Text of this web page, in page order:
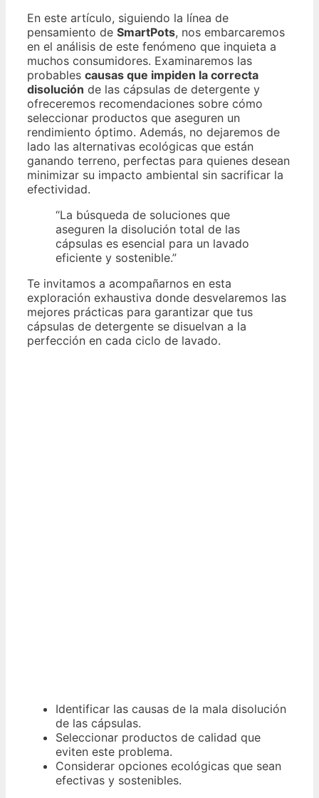
En este artículo, siguiendo la línea de
pensamiento de SmartPots, nos embarcaremos
en el análisis de este fenómeno que inquieta a
muchos consumidores. Examinaremos las
probables causas que impiden la correcta
disolución de las cápsulas de detergente y
ofreceremos recomendaciones sobre cómo
seleccionar productos que aseguren un
rendimiento óptimo. Además, no dejaremos de
lado las alternativas ecológicas que están
ganando terreno, perfectas para quienes desean
minimizar su impacto ambiental sin sacrificar la
efectividad.
“La búsqueda de soluciones que
aseguren la disolución total de las
cápsulas es esencial para un lavado
eficiente y sostenible.”
Te invitamos a acompañarnos en esta
exploración exhaustiva donde desvelaremos las
mejores prácticas para garantizar que tus
cápsulas de detergente se disuelvan a la
perfección en cada ciclo de lavado.
Identificar las causas de la mala disolución
de las cápsulas.
Seleccionar productos de calidad que
eviten este problema.
Considerar opciones ecológicas que sean
efectivas y sostenibles.